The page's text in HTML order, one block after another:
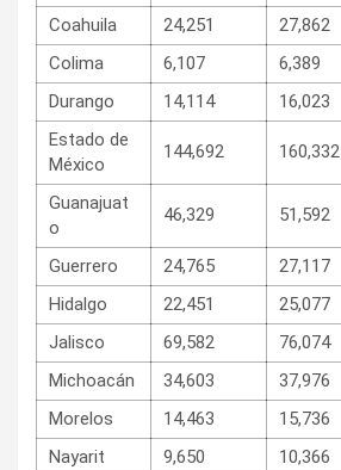
Coahuila 24,251 27,862
Colima
6,107 6,389
Durango
14,114 16,023
Estado de
México
144,692 160,332
Guanajuat
o
46,329 51,592
Guerrero 24,765 27,117
Hidalgo
22,451 25,077
Jalisco
69,582 76,074
Michoacán
34,603 37,976
Morelos
14,463 15,736
Nayarit
9,650 10,366